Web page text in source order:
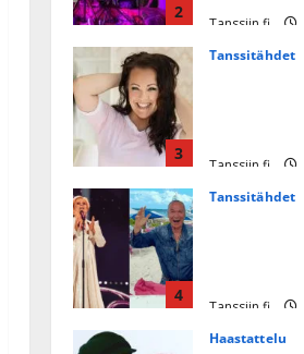
2
Tanssiin.fi
3
Tanssitähdet
Tanssiin.fi
4
Tanssitähdet
Tanssiin.fi
Haastattelu